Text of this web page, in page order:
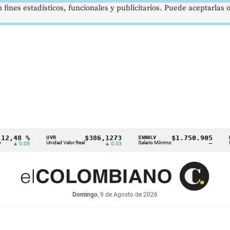
UVR
Unidad Valor Real
$386,1273
▲ 0.03
SMMLV
Salario Mínimo
$1.750.905 BRENT
Petróleo
Domingo, 9 de Agosto de 2026
estadísticos, funcionales y publicitarios. Puede aceptarlas